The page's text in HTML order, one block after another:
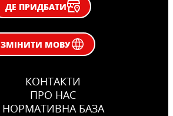
ДЕ ПРИДБАТИ
ЗМІНИТИ МОВУ
КОНТАКТИ
ПРО НАС
НОРМАТИВНА БАЗА